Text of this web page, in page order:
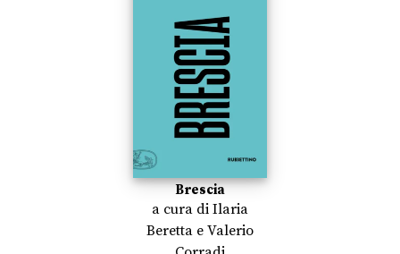
Brescia
a cura di Ilaria
Beretta e Valerio